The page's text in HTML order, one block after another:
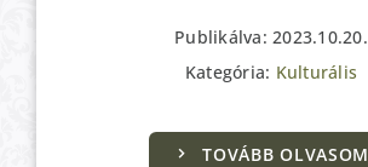
Publikálva: 2023.10.20.
Kategória: Kulturális
TOVÁBB OLVASOM
Kulturális